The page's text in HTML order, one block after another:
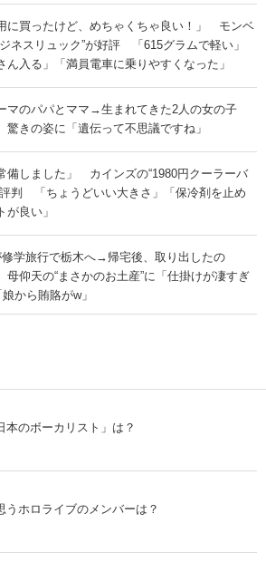
に買ったけど、めちゃくちゃ良い！」 モンベ
ジネスリュック”が好評 「615グラムで軽い」
ん入る」「満員電車に乗りやすくなった」
マのパパとママ→生まれてきた2人の女の子
きの姿に「遺伝って不思議ですね」
備しました」 カインズの“1980円クーラーバ
評判 「ちょうどいい大きさ」「保冷剤を止め
が良い」
学旅行で栃木へ→帰宅後、取り出したの
天の“まさかのお土産”に「仕掛けが凄すぎ
から賄賂がw」
本のボーカリスト」は？
うホロライブのメンバーは？